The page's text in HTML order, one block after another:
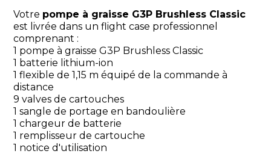
Votre pompe à graisse G3P Brushless Classic
est livrée dans un flight case professionnel
comprenant :
1 pompe à graisse G3P Brushless Classic
1 batterie lithium-ion
1 flexible de 1,15 m équipé de la commande à
distance
9 valves de cartouches
1 sangle de portage en bandoulière
1 chargeur de batterie
1 remplisseur de cartouche
1 notice d'utilisation